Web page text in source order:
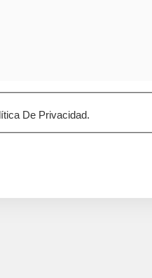
De Privacidad.